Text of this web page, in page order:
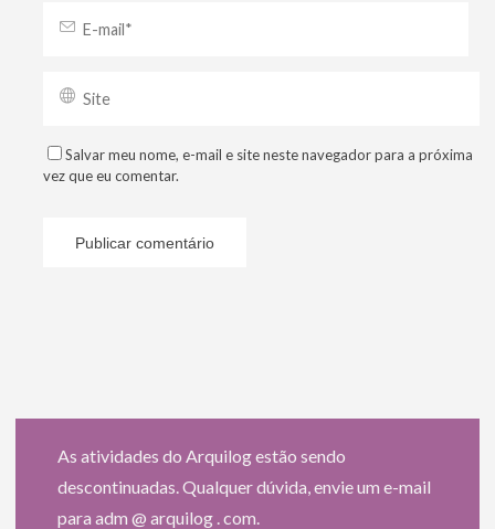
Salvar meu nome, e-mail e site neste navegador para a próxima
vez que eu comentar.
As atividades do Arquilog estão sendo
descontinuadas. Qualquer dúvida, envie um e-mail
para adm @ arquilog . com.